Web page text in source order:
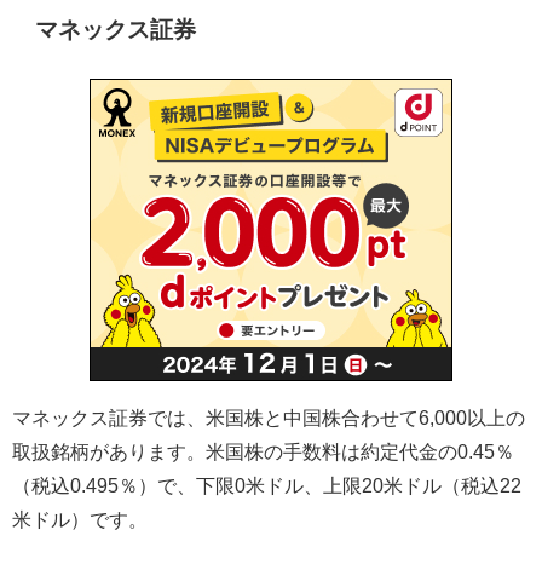
マネックス証券
マネックス証券では、米国株と中国株合わせて6,000 以上の
取扱銘柄があります。米国株の手数料は約定代金の0.45％
（税込0.495％）で、下限0米ドル、上限20米ドル（税込22
米ドル）です。